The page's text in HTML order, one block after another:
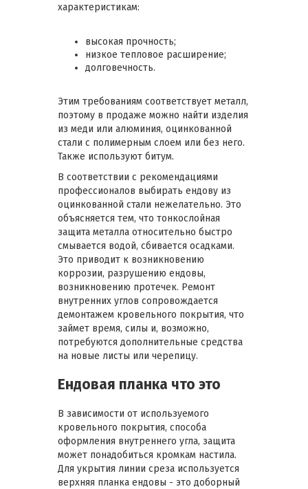
характеристикам:
высокая прочность;
низкое тепловое расширение;
долговечность.
Этим требованиям соответствует металл,
поэтому в продаже можно найти изделия
из меди или алюминия, оцинкованной
стали с полимерным слоем или без него.
Также используют битум.
В соответствии с рекомендациями
профессионалов выбирать ендову из
оцинкованной стали нежелательно. Это
объясняется тем, что тонкослойная
защита металла относительно быстро
смывается водой, сбивается осадками.
Это приводит к возникновению
коррозии, разрушению ендовы,
возникновению протечек. Ремонт
внутренних углов сопровождается
демонтажем кровельного покрытия, что
займет время, силы и, возможно,
потребуются дополнительные средства
на новые листы или черепицу.
Ендовая планка что это
В зависимости от используемого
кровельного покрытия, способа
оформления внутреннего угла, защита
может понадобиться кромкам настила.
Для укрытия линии среза используется
верхняя планка ендовы - это доборный